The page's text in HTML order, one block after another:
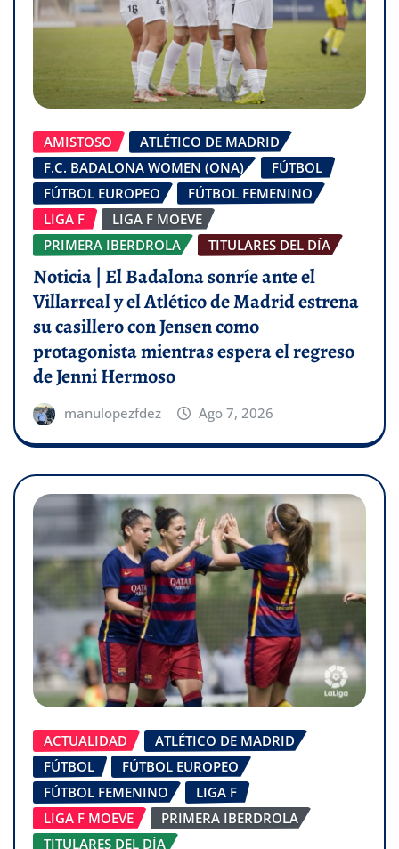
AMISTOSO
ATLÉTICO DE MADRID
F.C. BADALONA WOMEN (ONA)
FÚTBOL
FÚTBOL EUROPEO
FÚTBOL FEMENINO
LIGA F
LIGA F MOEVE
PRIMERA IBERDROLA
TITULARES DEL DÍA
Noticia | El Badalona sonríe ante el
Villarreal y el Atlético de Madrid estrena
su casillero con Jensen como
protagonista mientras espera el regreso
de Jenni Hermoso
manulopezfdez Ago 7, 2026
ACTUALIDAD
ATLÉTICO DE MADRID
FÚTBOL
FÚTBOL EUROPEO
FÚTBOL FEMENINO
LIGA F
LIGA F MOEVE
PRIMERA IBERDROLA
TITULARES DEL DÍA